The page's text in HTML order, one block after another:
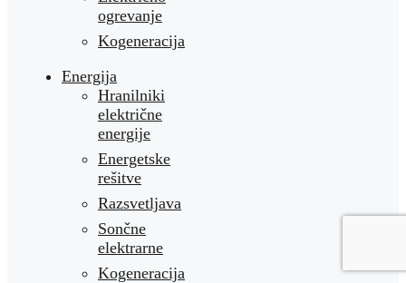
ogrevanje
Kogeneracija
Energija
Hranilniki
električne
energije
Energetske
rešitve
Razsvetljava
Sončne
elektrarne
Kogeneracija